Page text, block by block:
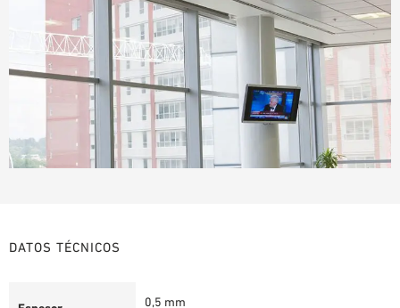
DATOS TÉCNICOS
0,5 mm